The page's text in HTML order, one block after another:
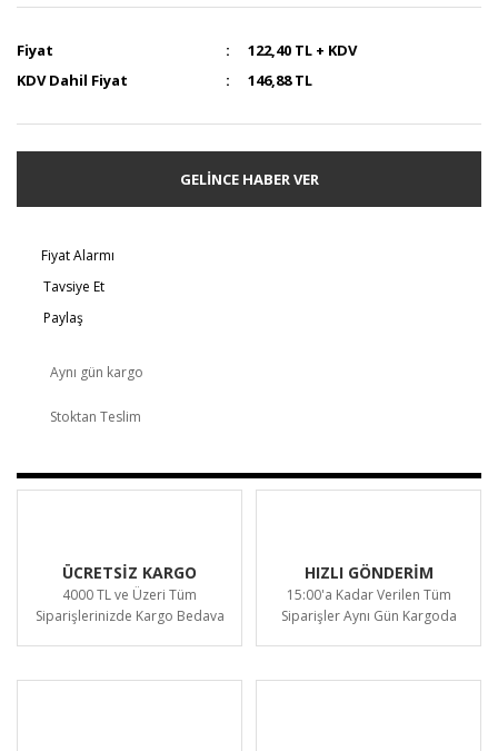
Fiyat
122,40 TL + KDV
KDV Dahil Fiyat
146,88 TL
GELİNCE HABER VER
Fiyat Alarmı
Tavsiye Et
Paylaş
Aynı gün kargo
Stoktan Teslim
ÜCRETSİZ KARGO
4000 TL ve Üzeri Tüm
Siparişlerinizde Kargo Bedava
HIZLI GÖNDERİM
15:00'a Kadar Verilen Tüm
Siparişler Aynı Gün Kargoda